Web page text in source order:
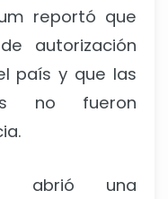
reportó que
autorización
país y que las
no fueron
abrió una